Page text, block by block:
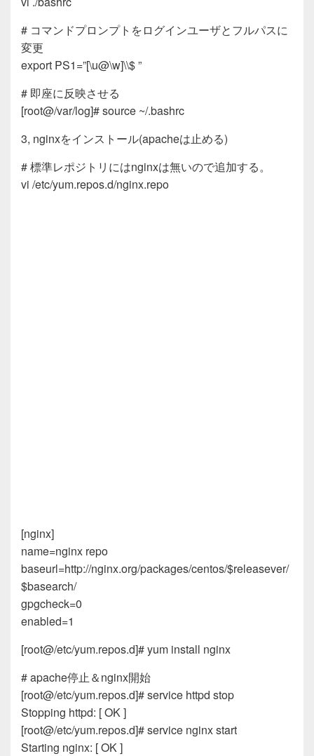
# コマンドプロンプトをログインユーザとフルパスに
変更
export PS1=”[\u@\w]\\$ ”
# 即座に反映させる
[root@/var/log]# source ~/.bashrc
3, nginxをインストール(apacheは止める)
# 標準レポジトリにはnginxは無いので追加する。
vi /etc/yum.repos.d/nginx.repo
[nginx]
name=nginx repo
baseurl=http://nginx.org/packages/centos/$releasever/
$basearch/
gpgcheck=0
enabled=1
[root@/etc/yum.repos.d]# yum install nginx
# apache停止＆nginx開始
[root@/etc/yum.repos.d]# service httpd stop
Stopping httpd: [ OK ]
[root@/etc/yum.repos.d]# service nginx start
Starting nginx: [ OK ]